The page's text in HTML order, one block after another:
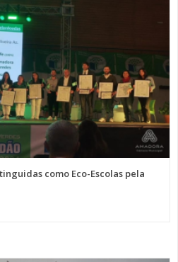
como Eco-Escolas pela